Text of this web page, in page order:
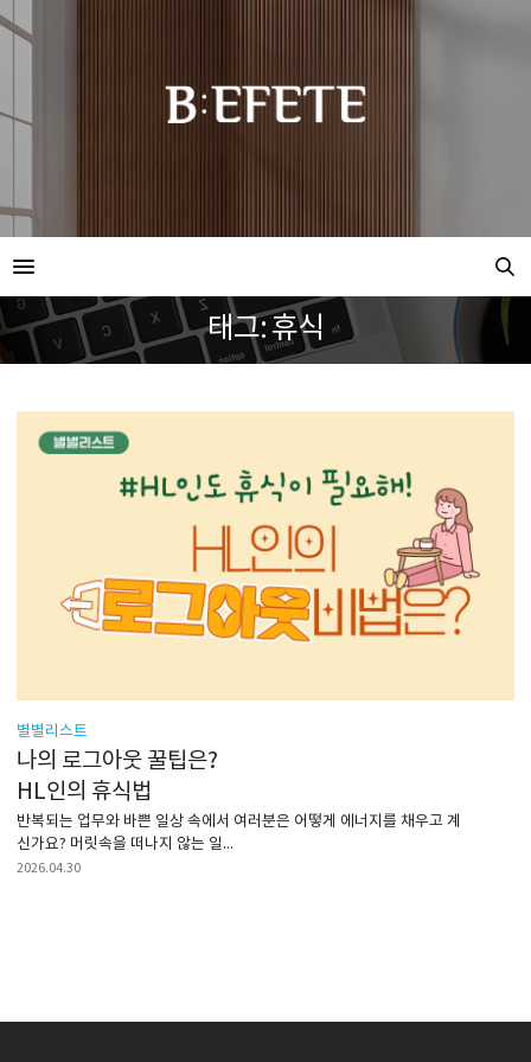
태그: 휴식
별별리스트
나의 로그아웃 꿀팁은?
HL인의 휴식법
반복되는 업무와 바쁜 일상 속에서 여러분은 어떻게 에너지를 채우고 계
신가요? 머릿속을 떠나지 않는 일...
2026.04.30